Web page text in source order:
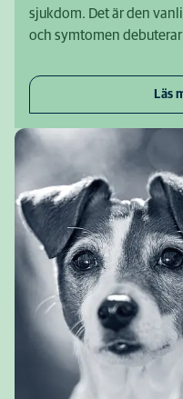
sjukdom. Det är den
och symtomen
Läs